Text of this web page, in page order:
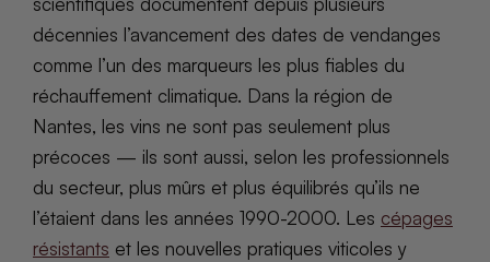
décennies l’avancement des dates de vendanges
comme l’un des marqueurs les plus fiables du
réchauffement climatique. Dans la région de
Nantes, les vins ne sont pas seulement plus
précoces — ils sont aussi, selon les professionnels
du secteur, plus mûrs et plus équilibrés qu’ils ne
l’étaient dans les années 1990-2000. Les cépages
résistants et les nouvelles pratiques viticoles y